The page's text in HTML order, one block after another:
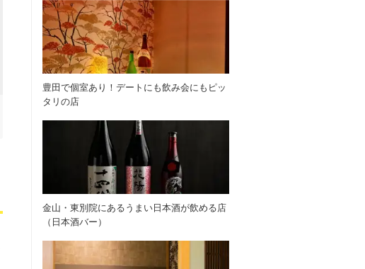
豊田で個室あり！デートにも飲み会にもピッ
タリの店
金山・東別院にあるうまい日本酒が飲める店
（日本酒バー）